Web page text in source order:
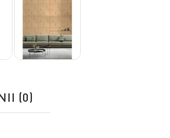
(0)